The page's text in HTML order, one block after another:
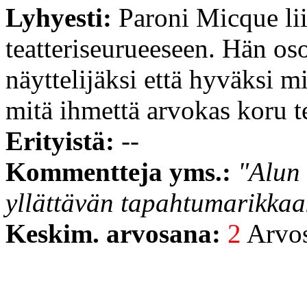
Lyhyesti: Paroni Micque
teatteriseurueeseen. Hän
näyttelijäksi että hyväksi
mitä ihmettä arvokas koru
Erityistä: --
Kommentteja yms.: "Alun
yllättävän
Keskim. arvosana: 2